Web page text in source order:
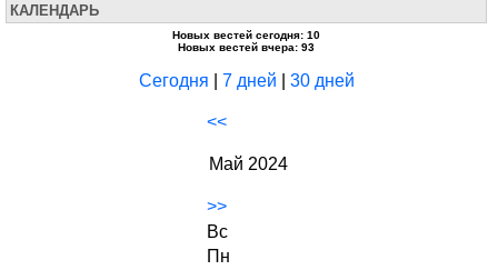
КАЛЕНДАРЬ
Новых вестей сегодня: 10
Новых вестей вчера: 93
Сегодня 7 дней 30 дней
<<
Май 2024
>>
Вс
Пн